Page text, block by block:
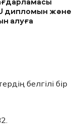
дипломын және
алуға
белгілі бір